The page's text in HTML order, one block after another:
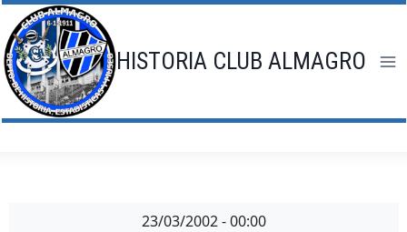
Saltar
al
contenido
HISTORIA CLUB ALMAGRO
23/03/2002 - 00:00